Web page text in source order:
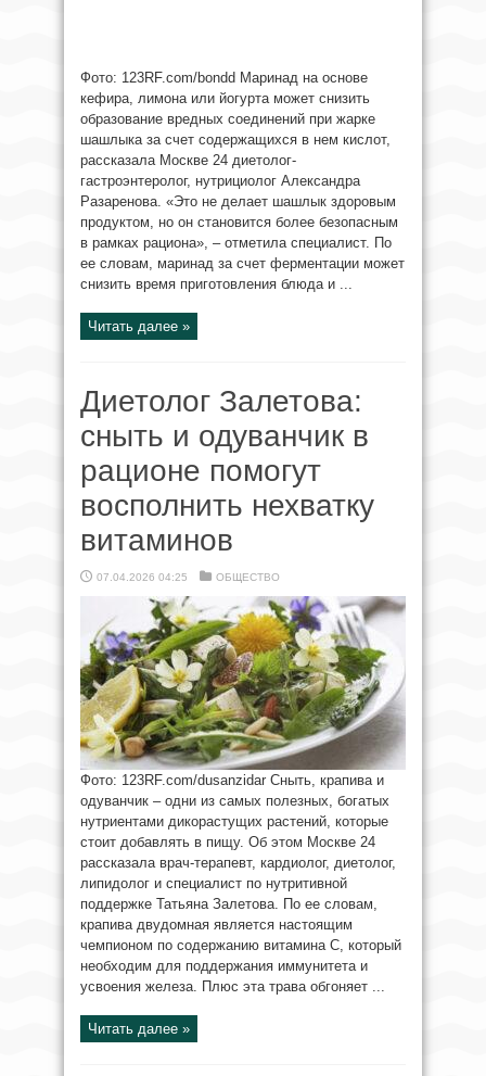
Фото: 123RF.соm/bondd Маринад на основе
кефира, лимона или йогурта может снизить
образование вредных соединений при жарке
шашлыка за счет содержащихся в нем кислот,
рассказала Москве 24 диетолог-
гастроэнтеролог, нутрициолог Александра
Разаренова. «Это не делает шашлык здоровым
продуктом, но он становится более безопасным
в рамках рациона», – отметила специалист. По
ее словам, маринад за счет ферментации может
снизить время приготовления блюда и ...
Читать далее »
Диетолог Залетова:
сныть и одуванчик в
рационе помогут
восполнить нехватку
витаминов
07.04.2026 04:25 ОБЩЕСТВО
Фото: 123RF.com/dusanzidar Сныть, крапива и
одуванчик – одни из самых полезных, богатых
нутриентами дикорастущих растений, которые
стоит добавлять в пищу. Об этом Москве 24
рассказала врач-терапевт, кардиолог, диетолог,
липидолог и специалист по нутритивной
поддержке Татьяна Залетова. По ее словам,
крапива двудомная является настоящим
чемпионом по содержанию витамина С, который
необходим для поддержания иммунитета и
усвоения железа. Плюс эта трава обгоняет ...
Читать далее »